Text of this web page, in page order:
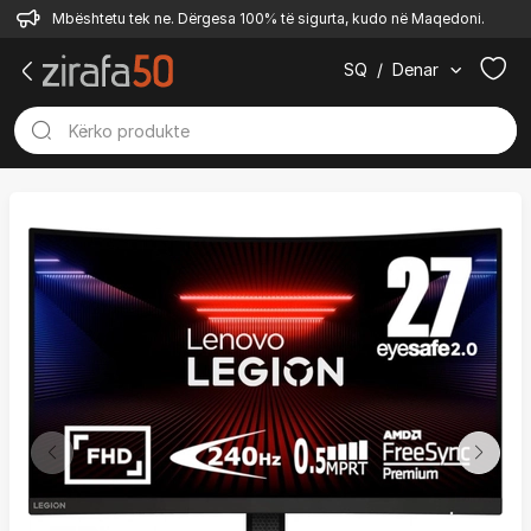
Mbështetu tek ne. Dërgesa 100% të sigurta, kudo në Maqedoni.
SQ / Denar